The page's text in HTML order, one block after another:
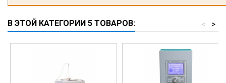
В ЭТОЙ КАТЕГОРИИ 5 ТОВАРОВ: >
<